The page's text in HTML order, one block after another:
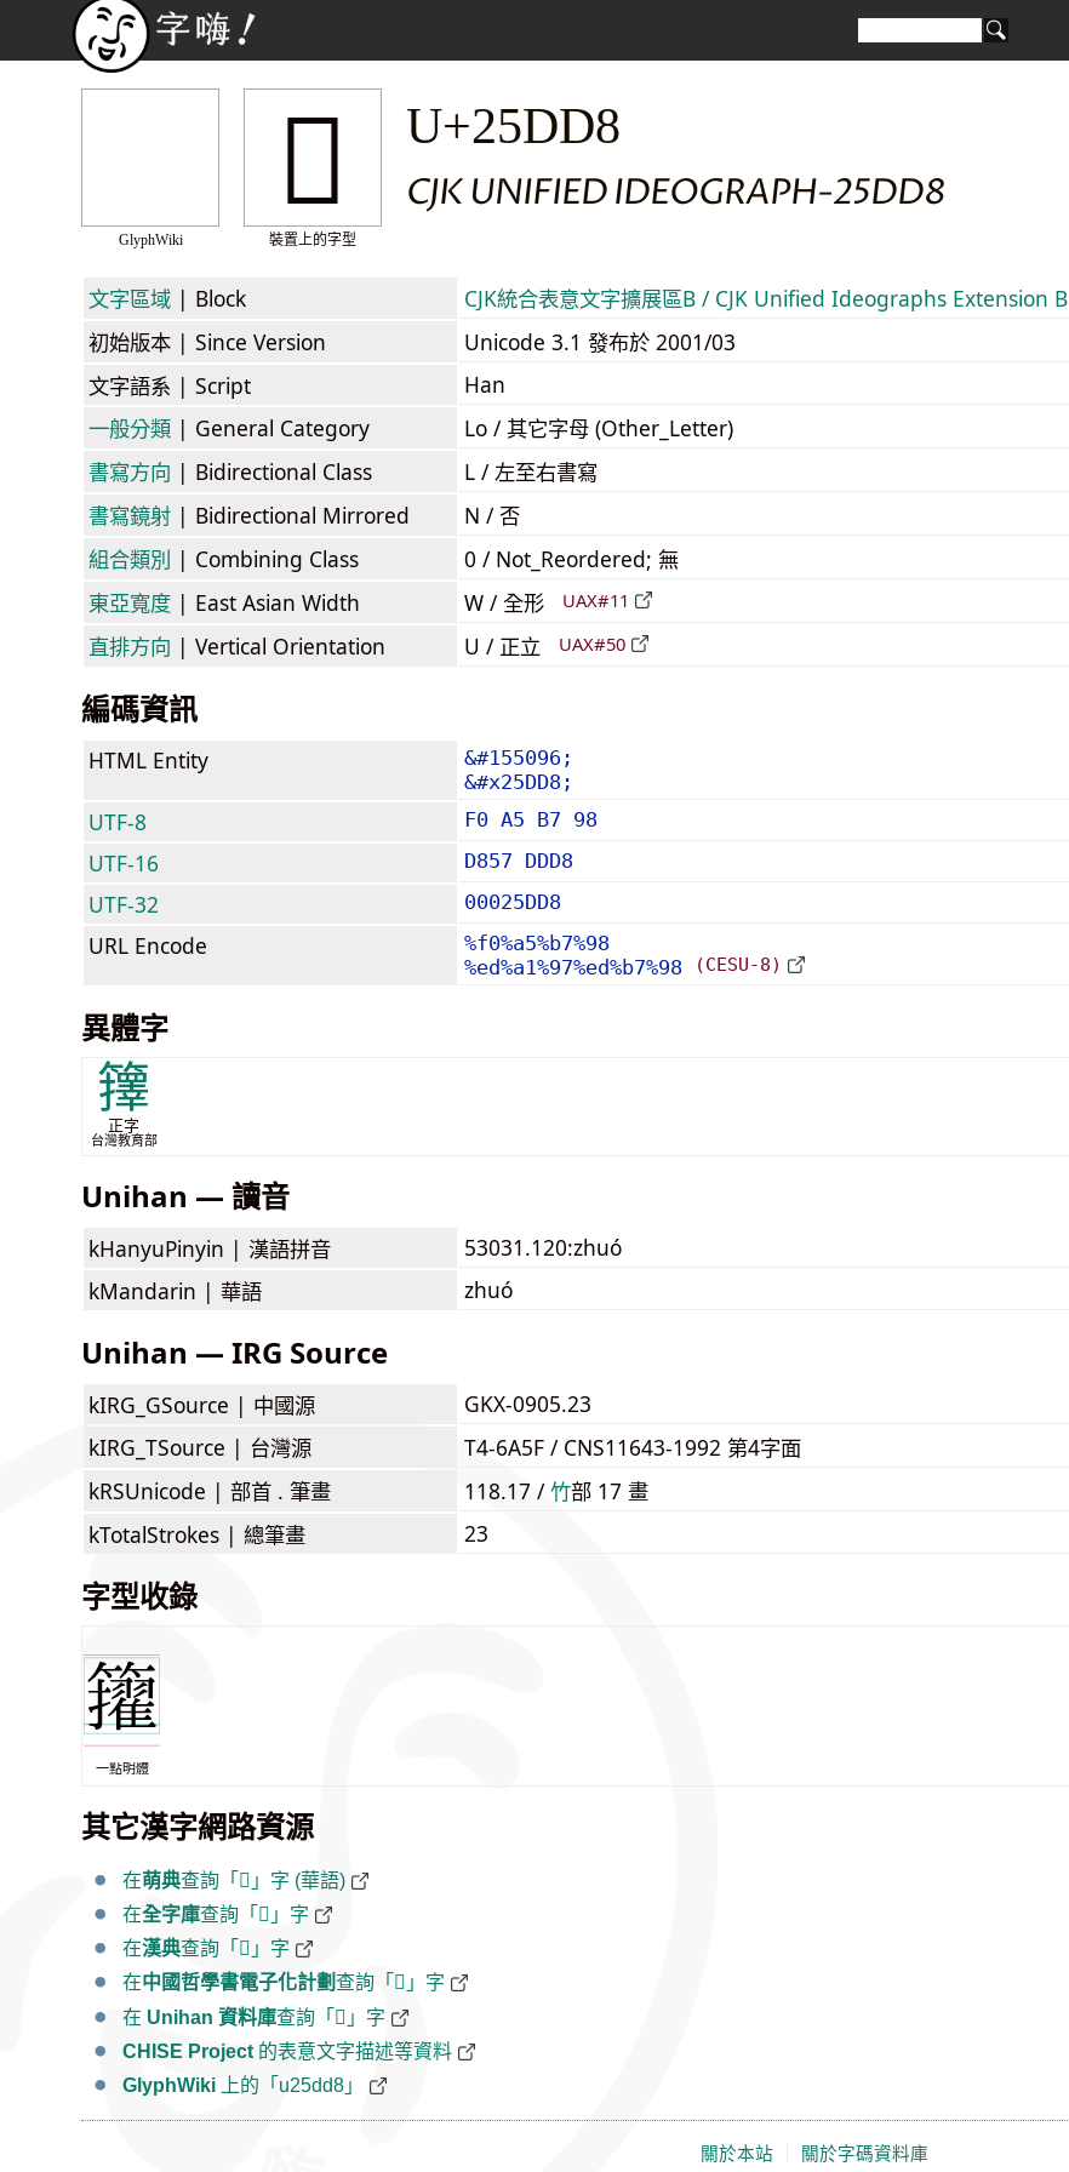
GlyphWiki
𥷘
裝置上的字型
U+25DD8
CJK UNIFIED IDEOGRAPH-25DD8
文字區域 | Block CJK統合表意文字擴展區B / CJK Unified Ideographs Extension B
初始版本 | Since Version
Unicode 3.1 發布於 2001/03
文字語系 | Script
Han
一般分類 | General Category
Lo / 其它字母 (Other_Letter)
書寫方向 | Bidirectional Class
L / 左至右書寫
書寫鏡射 | Bidirectional Mirrored
N / 否
組合類別 | Combining Class
0 / Not_Reordered; 無
東亞寬度 | East Asian Width W / 全形 UAX#11
直排方向 | Vertical Orientation U / 正立 UAX#50
編碼資訊
HTML Entity
&#155096;
&#x25DD8;
UTF-8 F0 A5 B7 98
UTF-16 D857 DDD8
UTF-32 00025DD8
URL Encode
%f0%a5%b7%98
%ed%a1%97%ed%b7%98
(CESU-8)
異體字
籜
正字
台灣教育部
Unihan — 讀音
kHanyuPinyin | 漢語拼音
53031.120:zhuó
kMandarin | 華語 zhuó
Unihan — IRG Source
kIRG_GSource | 中國源
GKX-0905.23
kIRG_TSource | 台灣源
T4-6A5F / CNS11643-1992 第4字面
kRSUnicode | 部首 . 筆畫 118.17 /⽵部 17 畫
kTotalStrokes | 總筆畫 23
字型收錄
一點明體
其它漢字網路資源
在萌典查詢「𥷘」字 (華語)
在全字庫查詢「𥷘」字
在漢典查詢「𥷘」字
在中國哲學書電子化計劃 查詢「𥷘」字
在 Unihan 資料庫查詢「𥷘」字
CHISE Project 的表意文字描述等資料
GlyphWiki 上的「u25dd8」
關於本站 關於字碼資料庫